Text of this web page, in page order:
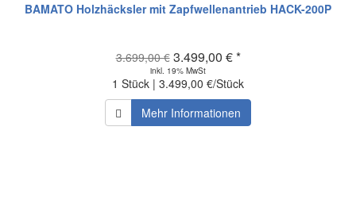
BAMATO Holzhäcksler mit Zapfwellenantrieb HACK-200P
3.699,00 € 3.499,00 € *
inkl. 19% MwSt
1 Stück | 3.499,00 €/Stück
Mehr Informationen